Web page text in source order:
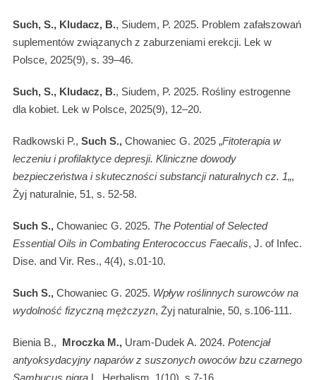
Such, S., Kludacz, B., Siudem, P. 2025. Problem zafałszowań
suplementów związanych z zaburzeniami erekcji. Lek w
Polsce, 2025(9), s. 39–46.
Such, S., Kludacz, B., Siudem, P. 2025. Rośliny estrogenne
dla kobiet. Lek w Polsce, 2025(9), 12–20.
Radkowski P., Such S.,Chowaniec G. 2025 „Fitoterapia w
leczeniu i profilaktyce depresji. Kliniczne dowody
bezpieczeństwa i skuteczności substancji naturalnych cz. 1„,
Żyj naturalnie, 51, s. 52-58.
Such S.,Chowaniec G. 2025. The Potential of Selected
Essential Oils in Combating Enterococcus Faecalis, J. of Infec.
Dise. and Vir. Res., 4(4), s.01-10.
Such S.,Chowaniec G. 2025. Wpływ roślinnych surowców na
wydolność fizyczną mężczyzn, Żyj naturalnie, 50, s.106-111.
Bienia B., Mroczka M.,Uram-Dudek A. 2024. Potencjał
antyoksydacyjny naparów z suszonych owoców bzu czarnego